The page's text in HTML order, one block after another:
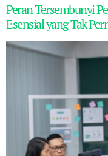
Peran Tersembunyi
Esensial yang Tak